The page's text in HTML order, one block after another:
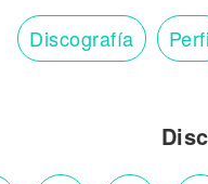
Discografía